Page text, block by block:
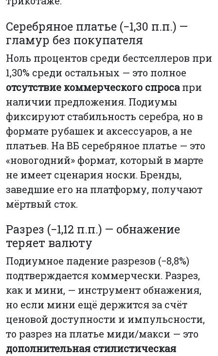
Серебряное платье (−1,30 п.п.) —
гламур без покупателя
Ноль процентов среди бестселлеров при
1,30% среди остальных — это полное
отсутствие коммерческого спросапри
наличии предложения. Подиумы
фиксируют стабильность серебра, но в
формате рубашек и аксессуаров, а не
платьев. На ВБ серебряное платье — это
«новогодний» формат, который в марте
не имеет сценария носки. Бренды,
заведшие его на платформу, получают
мёртвый сток.
Разрез (−1,12 п.п.) — обнажение
теряет валюту
Подиумное падение разрезов (−8,8%)
подтверждается коммерчески. Разрез,
как и мини, — инструмент обнажения,
но если мини ещё держится за счёт
ценовой доступности и импульсности,
то разрез на платье миди/макси — это
дополнительная стилистическая